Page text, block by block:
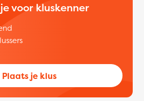
voor kluskenner
Plaats je klus